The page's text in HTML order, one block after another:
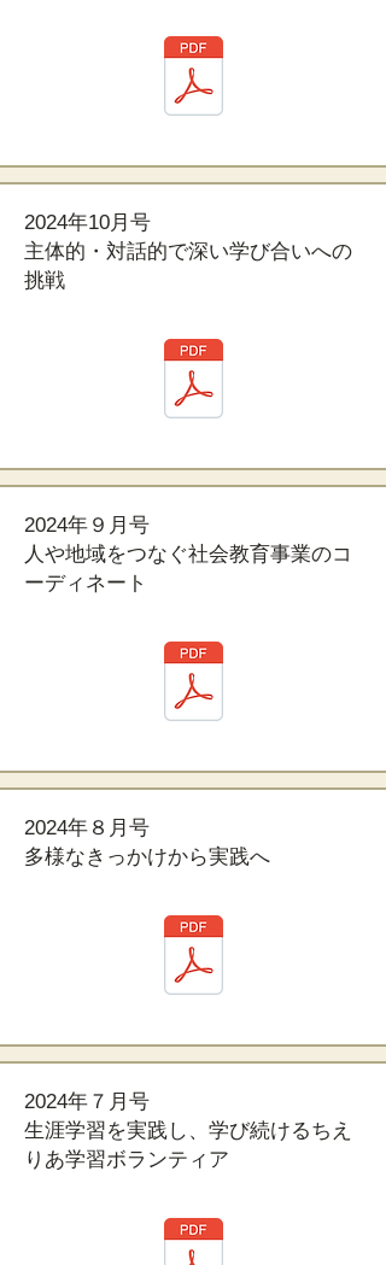
2024年10月号
主体的・対話的で深い学び合いへの
挑戦
2024年９月号
人や地域をつなぐ社会教育事業のコ
ーディネート
2024年８月号
多様なきっかけから実践へ
2024年７月号
生涯学習を実践し、学び続けるちえ
りあ学習ボランティア